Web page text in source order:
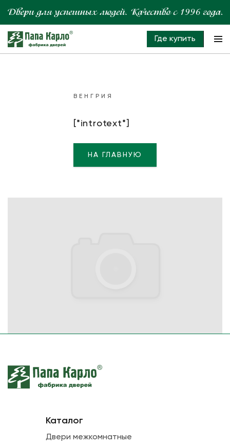
Где купить
ВЕНГРИЯ
[*introtext*]
НА ГЛАВНУЮ
Каталог
Двери межкомнатные